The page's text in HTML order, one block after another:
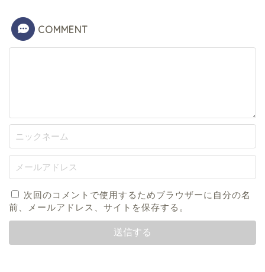
COMMENT
次回のコメントで使用するためブラウザーに自分の名
前、メールアドレス、サイトを保存する。